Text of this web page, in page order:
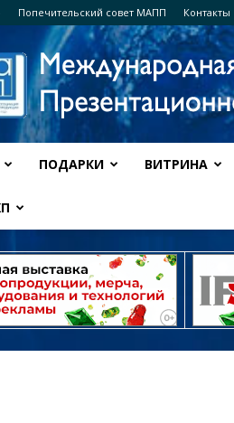
Попечительский совет МАПП Контакты
ПОДАРКИ ВИТРИНА